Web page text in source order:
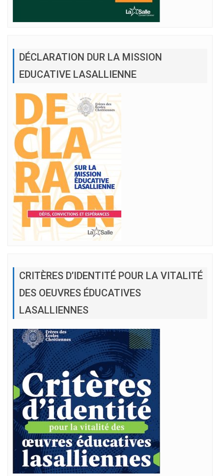
DÉCLARATION DUR LA MISSION
EDUCATIVE LASALLIENNE
CRITÈRES D’IDENTITÉ POUR LA VITALITÉ
DES OEUVRES ÉDUCATIVES
LASALLIENNES